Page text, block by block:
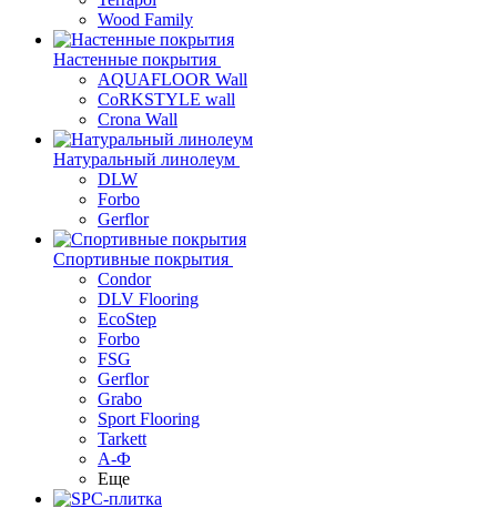
Wood Family
Настенные покрытия
AQUAFLOOR Wall
CoRKSTYLE wall
Crona Wall
Натуральный линолеум
DLW
Forbo
Gerflor
Спортивные покрытия
Condor
DLV Flooring
EcoStep
Forbo
FSG
Gerflor
Grabo
Sport Flooring
Tarkett
А-Ф
Еще